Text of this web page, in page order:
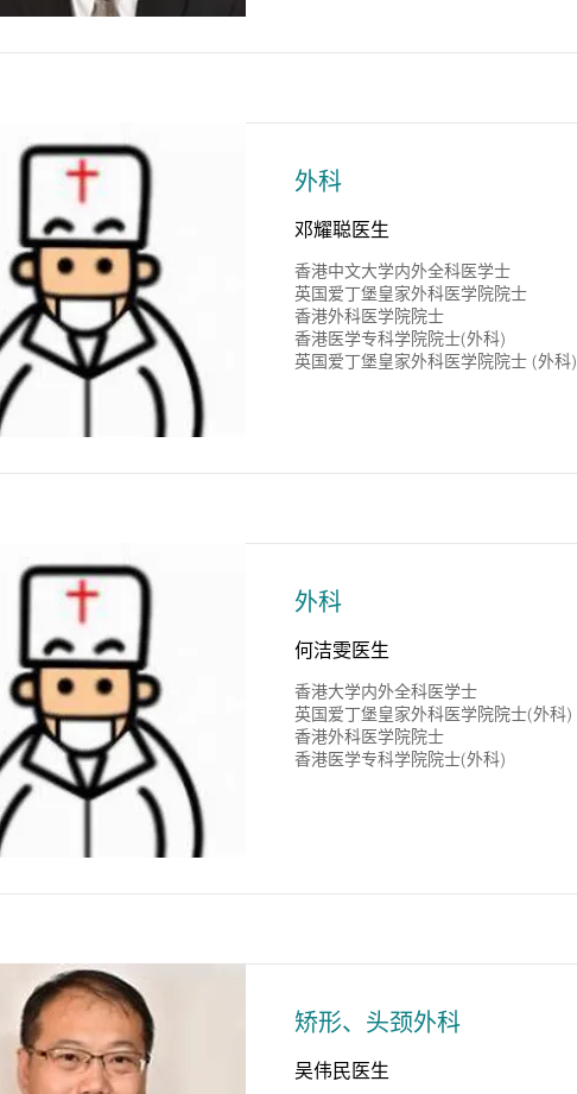
外科
邓耀聪医生
香港中文大学内外全科医学士
英国爱丁堡皇家外科医学院院士
香港外科医学院院士
香港医学专科学院院士(外科)
英国爱丁堡皇家外科医学院院士 (外科)
外科
何洁雯医生
香港大学内外全科医学士
英国爱丁堡皇家外科医学院院士(外科)
香港外科医学院院士
香港医学专科学院院士(外科)
矫形、头颈外科
吴伟民医生